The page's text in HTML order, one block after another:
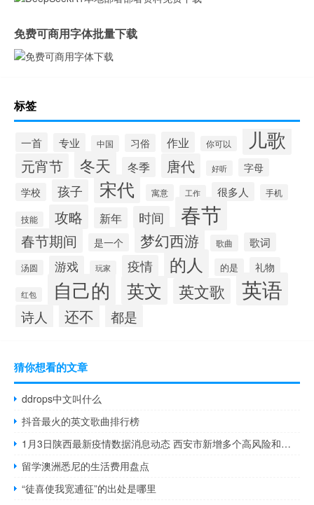
免费可商用字体批量下载
标签
一首 专业 中国 习俗 作业 你可以 儿歌
元宵节 冬天 冬季 唐代 好听
字母
学校
孩子 宋代 寓意 工作 很多人 手机
技能 攻略 新年 时间 春节
春节期间 是一个 梦幻西游 歌曲 歌词
汤圆 游戏 玩家 疫情 的人 的是 礼物
红包 自己的 英文 英文歌 英语
诗人 还不 都是
猜你想看的文章
ddrops中文叫什么
抖音最火的英文歌曲排行榜
1月3日陕西最新疫情数据消息动态 西安市新增多个高风险和中风险地区
留学澳洲悉尼的生活费用盘点
“徒喜使我宽逋征”的出处是哪里